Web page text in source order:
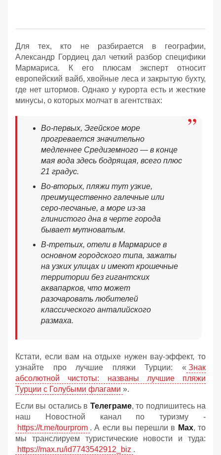
Для тех, кто не разбирается в географии,
Александр Гордиец дал четкий разбор специфики
Мармариса. К его плюсам эксперт относит
европейский вайб, хвойные леса и закрытую бухту,
где нет штормов. Однако у курорта есть и жесткие
минусы, о которых молчат в агентствах:
Во-первых, Эгейское море
прогревается значительно
медленнее Средиземного — в конце
мая вода здесь бодрящая, всего плюс
21 градус.
Во-вторых, пляжи тут узкие,
преимущественно галечные или
серо-песчаные, а море из-за
глинистого дна в черте города
бывает мутноватым.
В-третьих, отели в Мармарисе в
основном городского типа, зажаты
на узких улицах и имеют крошечные
территории без гигантских
аквапарков, что может
разочаровать любителей
классического анталийского
размаха.
Кстати, если вам на отдыхе нужен вау-эффект, то
узнайте про лучшие пляжи Турции: « Знак
абсолютной чистоты: названы лучшие пляжи
Турции с Голубыми флагами ».
Если вы остались в Телеграме, то подпишитесь на
наш Новостной канал по туризму -
https://t.me/tourprom . А если вы перешли в Мах, то
мы транслируем туристические новости и туда:
https://max.ru/id7743542912_biz .